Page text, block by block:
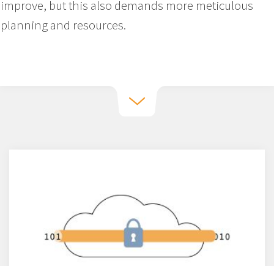
improve, but this also demands more meticulous
planning and resources.